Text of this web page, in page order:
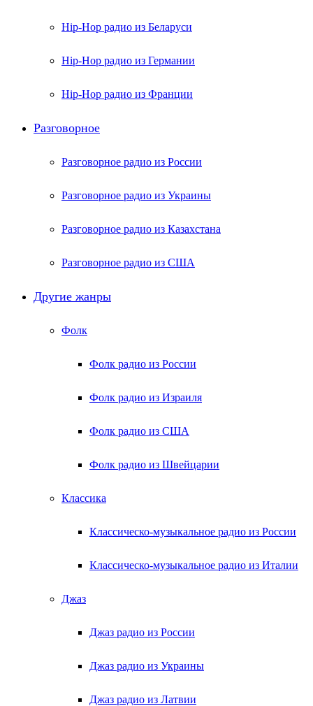
Hip-Hop радио из Беларуси
Hip-Hop радио из Германии
Hip-Hop радио из Франции
Разговорное
Разговорное радио из России
Разговорное радио из Украины
Разговорное радио из Казахстана
Разговорное радио из США
Другие жанры
Фолк
Фолк радио из России
Фолк радио из Израиля
Фолк радио из США
Фолк радио из Швейцарии
Классика
Классическо-музыкальное радио из России
Классическо-музыкальное радио из Италии
Джаз
Джаз радио из России
Джаз радио из Украины
Джаз радио из Латвии